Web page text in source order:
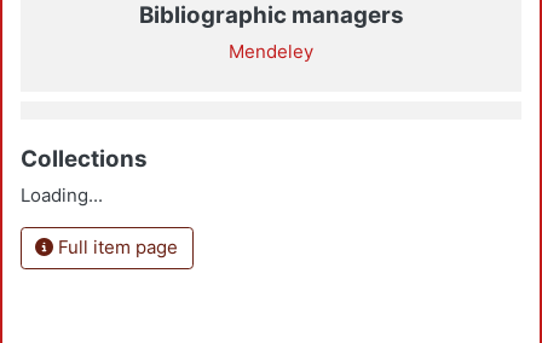
Bibliographic managers
Mendeley
Collections
Loading...
Full item page